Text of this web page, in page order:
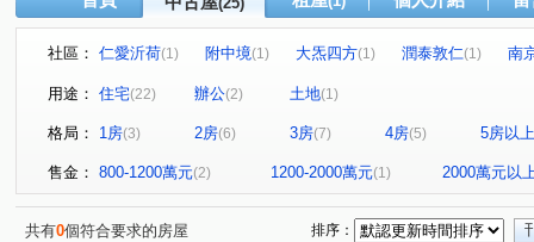
社區： 仁愛沂荷(1) 附中境(1) 大炁四方(1) 潤泰敦仁(1)
南
雍居仁愛
敦南自在 台北之星
富享榮華
方念拾山 瑪陵坑段 (1) 大安路一段(1)
信義路三段(1) (1) 敦化南路一段 林森北路(1)
信義路四段(1) 杭州南路一段(3) 潮州街(1) 明志路三段
大安路二段(1) 忠孝東路三段(1) 永康街(1) 仁愛路二段
用途： 住宅(22) 辦公(2) 土地(1)
格局： 1房(3) 2房(6) 3房(7) 4房(5) 5房以上
售金： 800-1200萬元(2) 1200-2000萬元(1) 2000萬元以
共有0個符合要求的房屋 排序：